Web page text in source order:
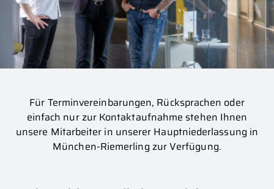
Für Terminvereinbarungen, Rücksprachen oder
einfach nur zur Kontaktaufnahme stehen Ihnen
unsere Mitarbeiter in unserer Hauptniederlassung in
München-Riemerling zur Verfügung.